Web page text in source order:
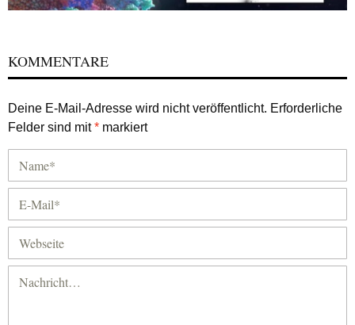
KOMMENTARE
Deine E-Mail-Adresse wird nicht veröffentlicht. Erforderliche
Felder sind mit* markiert